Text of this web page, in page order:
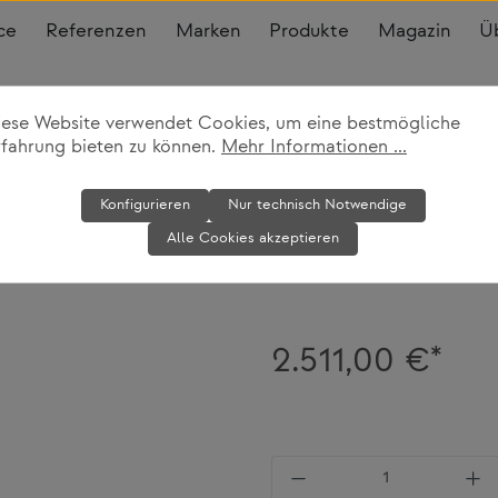
Referenzen Marken Produkte Magazin
Stuhl 413 Cab
2.511,00 €*
Produkt Anzahl:
Website verwendet Cookies, um eine bestmögliche
bieten zu können. Mehr Informationen ...
Nur technisch Notwendige
Konfigurieren
Alle Cookies akzeptieren